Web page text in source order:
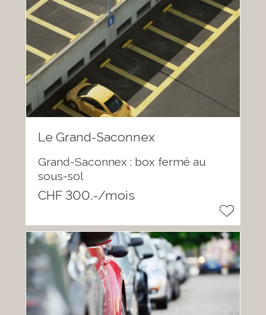
Le Grand-Saconnex
Grand-Saconnex : box fermé au
sous-sol
CHF 300.-/mois